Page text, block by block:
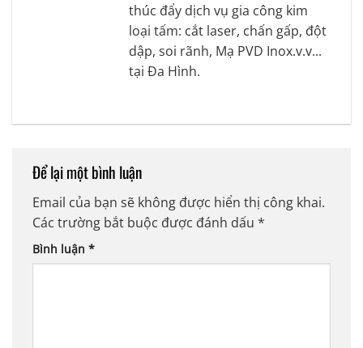
thúc đẩy dịch vụ gia công kim
loại tấm: cắt laser, chấn gấp, đột
dập, soi rãnh, Mạ PVD Inox.v.v...
tại Đa Hình.
Để lại một bình luận
Email của bạn sẽ không được hiển thị công khai.
Các trường bắt buộc được đánh dấu *
Bình luận *